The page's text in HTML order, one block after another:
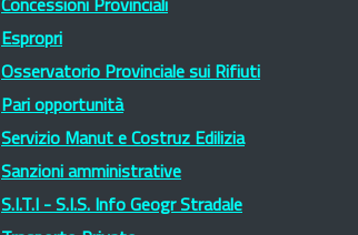
Concessioni Provinciali
Espropri
Osservatorio Provinciale sui Rifiuti
Pari opportunità
Servizio Manut e Costruz Edilizia
Sanzioni amministrative
S.I.T.I - S.I.S. Info Geogr Stradale